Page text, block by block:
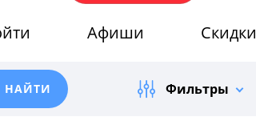
Афиши Скидки
Фильтры